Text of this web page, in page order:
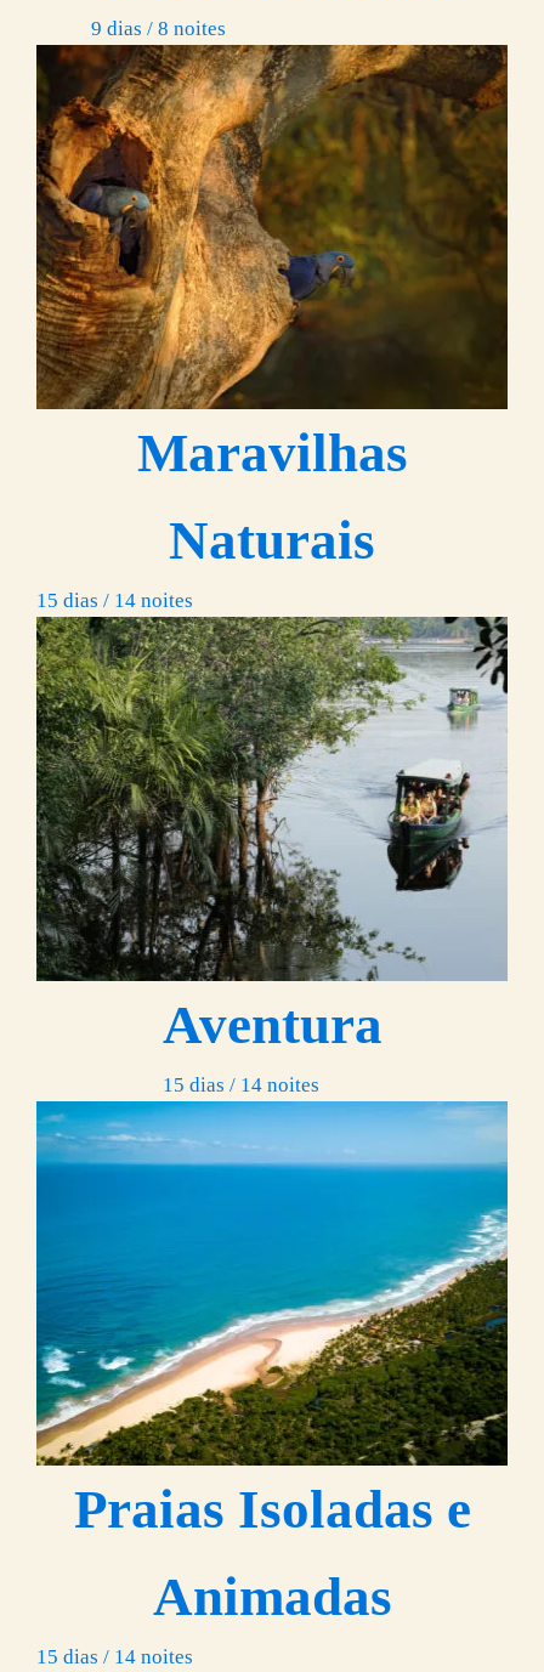
9 dias / 8 noites
Maravilhas
Naturais
15 dias / 14 noites
Aventura
15 dias / 14 noites
Praias Isoladas e
Animadas
15 dias / 14 noites